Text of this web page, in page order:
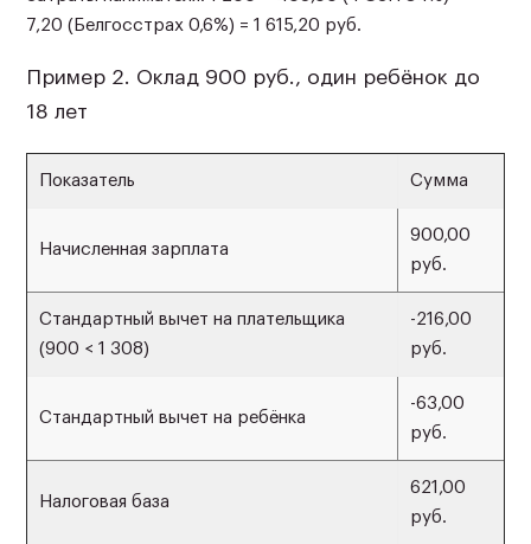
7,20 (Белгосстрах 0,6%) = 1 615,20 руб.
Пример 2. Оклад 900 руб., один ребёнок до
18 лет
Показатель Сумма
Начисленная зарплата
900,00
руб.
Стандартный вычет на плательщика
(900 < 1 308)
-216,00
руб.
Стандартный вычет на ребёнка
-63,00
руб.
Налоговая база
621,00
руб.